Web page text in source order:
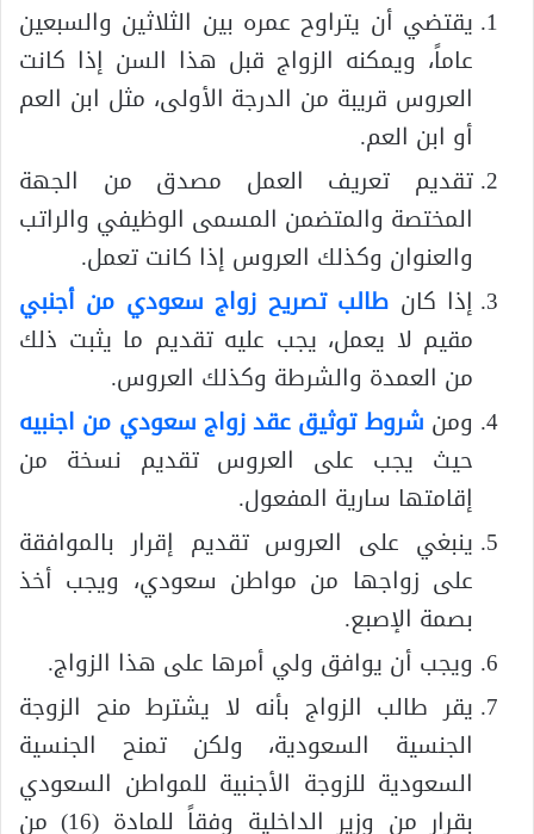
يقتضي أن يتراوح عمره بين الثلاثين والسبعين
عاماً، ويمكنه الزواج قبل هذا السن إذا كانت
العروس قريبة من الدرجة الأولى، مثل ابن العم
أو ابن العم.
تقديم تعريف العمل مصدق من الجهة
المختصة والمتضمن المسمى الوظيفي والراتب
والعنوان وكذلك العروس إذا كانت تعمل.
إذا كان طالب تصريح زواج سعودي من أجنبي
مقيم لا يعمل، يجب عليه تقديم ما يثبت ذلك
من العمدة والشرطة وكذلك العروس.
ومن شروط توثيق عقد زواج سعودي من اجنبيه
حيث يجب على العروس تقديم نسخة من
إقامتها سارية المفعول.
ينبغي على العروس تقديم إقرار بالموافقة
على زواجها من مواطن سعودي، ويجب أخذ
بصمة الإصبع.
ويجب أن يوافق ولي أمرها على هذا الزواج.
يقر طالب الزواج بأنه لا يشترط منح الزوجة
الجنسية السعودية، ولكن تمنح الجنسية
السعودية للزوجة الأجنبية للمواطن السعودي
بقرار من وزير الداخلية وفقاً للمادة (16) من